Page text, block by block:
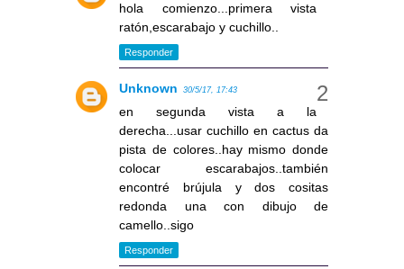
hola comienzo...primera vista
ratón,escarabajo y cuchillo..
Responder
Unknown 30/5/17, 17:43
en segunda vista a la
derecha...usar cuchillo en cactus da
pista de colores..hay mismo donde
colocar escarabajos..también
encontré brújula y dos cositas
redonda una con dibujo de
camello..sigo
Responder